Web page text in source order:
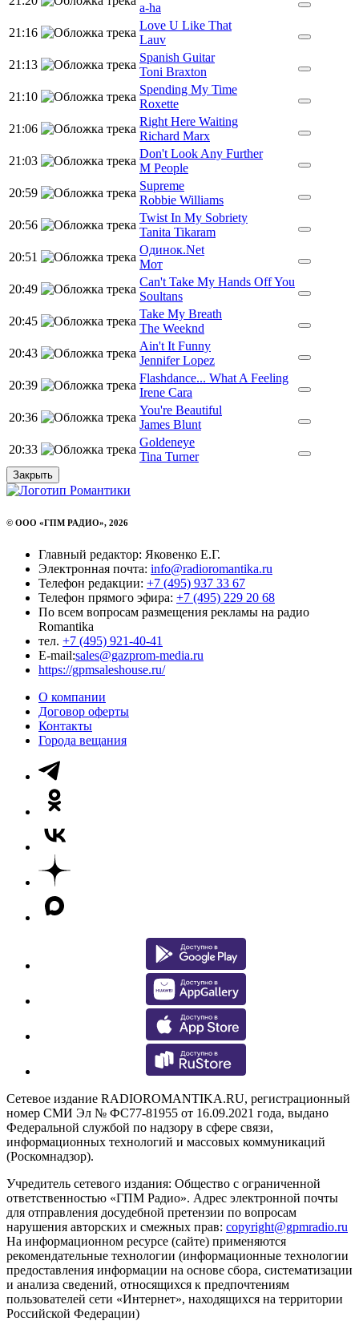
a-ha
21:16
Love U Like That
Lauv
21:13
Spanish Guitar
Toni Braxton
21:10
Spending My Time
Roxette
21:06
Right Here Waiting
Richard Marx
21:03
Don't Look Any Further
M People
20:59
Supreme
Robbie Williams
20:56
Twist In My Sobriety
Tanita Tikaram
20:51
Одинок.Net
Мот
20:49
Can't Take My Hands Off You
Soultans
20:45
Take My Breath
The Weeknd
20:43
Ain't It Funny
Jennifer Lopez
20:39
Flashdance... What A Feeling
Irene Cara
20:36
You're Beautiful
James Blunt
20:33
Goldeneye
Tina Turner
Закрыть
© ООО «ГПМ РАДИО», 2026
Главный редактор: Яковенко Е.Г.
Электронная почта: info@radioromantika.ru
Телефон редакции: +7 (495) 937 33 67
Телефон прямого эфира: +7 (495) 229 20 68
По всем вопросам размещения рекламы на радио
Romantika
тел. +7 (495) 921-40-41
E-mail:sales@gazprom-media.ru
https://gpmsaleshouse.ru/
О компании
Договор оферты
Контакты
Города вещания
Сетевое издание RADIOROMANTIKA.RU, регистрационный
номер СМИ Эл № ФС77-81955 от 16.09.2021 года, выдано
Федеральной службой по надзору в сфере связи,
информационных технологий и массовых коммуникаций
(Роскомнадзор).
Учредитель сетевого издания: Общество с ограниченной
ответственностью «ГПМ Радио». Адрес электронной почты
для отправления досудебной претензии по вопросам
нарушения авторских и смежных прав: copyright@gpmradio.ru
На информационном ресурсе (сайте) применяются
рекомендательные технологии (информационные технологии
предоставления информации на основе сбора, систематизации
и анализа сведений, относящихся к предпочтениям
пользователей сети «Интернет», находящихся на территории
Российской Федерации)